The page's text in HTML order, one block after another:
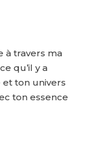
à travers ma
qu’il y a
et ton univers
ton essence